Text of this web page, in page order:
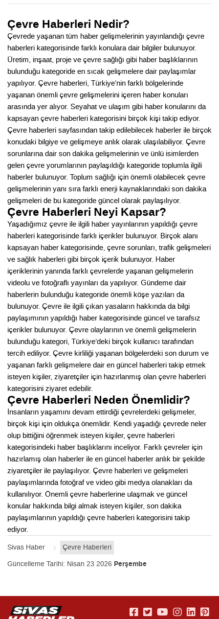
Sivas Haber
Çevre Haberleri
Güncelleme Tarihi: Nisan 23 2026 Perşembe
Çevre Haberleri Nedir?
Çevrede yaşanan tüm haber gelişmelerinin yayınlandığı çevre
haberleri kategorisinde farklı konulara dair bilgiler bulunuyor.
Üretim, inşaat, proje ve çevre sağlığı gibi haber başlıklarının
bulunduğu kategoride en sıcak gelişmelere dair paylaşımlar
yapılıyor. Çevre haberleri, Türkiye’nin farklı bölgelerinde
yaşanan önemli çevre gelişmelerini içeren haber konuları
arasında yer alıyor. Seyahat ve ulaşım gibi haber konularını da
kapsayan çevre haberleri kategorisini birçok kişi takip ediyor.
Çevre haberleri sayfasından takip edilebilecek haberler ile birçok
konudaki bilgiye ve gelişmeye anlık olarak ulaşılabiliyor. Çevre
sorunlarına dair son dakika gelişmelerinin ve ünlü isimlerden
gelen çevre yorumlarının paylaşıldığı kategoride toplumla ilgili
haberler bulunuyor. Toplum sağlığı için önemli olabilecek çevre
gelişmelerinin yanı sıra farklı enerji kaynaklarındaki son dakika
gelişmeleri de bu kategoride güncel olarak paylaşılıyor.
Çevre Haberleri Neyi Kapsar?
Yaşadığımız çevre ile ilgili haber yayınlarının yapıldığı çevre
haberleri kategorisinde farklı içerikler bulunuyor. Birçok alanı
kapsayan haber kategorisinde, çevre sorunları, trafik gelişmeleri
ve sağlık haberleri gibi birçok içerik bulunuyor. Haber
içeriklerinin yanında farklı çevrelerde yaşanan gelişmelerin
videolu ve fotoğraflı yayınları da yapılıyor. Gündeme dair
haberlerin bulunduğu kategoride önemli köşe yazıları da
bulunuyor. Çevre ile ilgili çıkan yasaların hakkında da bilgi
paylaşımının yapıldığı haber kategorisinde güncel ve tarafsız
içerikler bulunuyor. Çevre olaylarının ve önemli gelişmelerin
bulunduğu kategori, Türkiye’deki birçok kullanıcı tarafından
tercih ediliyor. Çevre kirliliği yaşanan bölgelerdeki son durum ve
yaşanan farklı gelişmelere dair en güncel haberleri takip etmek
isteyen kişiler, ziyaretçiler için hazırlanmış olan çevre haberleri
kategorisini ziyaret edebilir.
Çevre Haberleri Neden Önemlidir?
İnsanların yaşamını devam ettirdiği çevrelerdeki gelişmeler,
birçok kişi için oldukça önemlidir. Kendi yaşadığı çevrede neler
olup bittiğini öğrenmek isteyen kişiler, çevre haberleri
kategorisindeki haber başlıklarını inceliyor. Farklı çevreler için
hazırlamış olan haberler ile en güncel haberler anlık bir şekilde
ziyaretçiler ile paylaşılıyor. Çevre haberleri ve gelişmeleri
paylaşımlarında fotoğraf ve video gibi medya olanakları da
kullanılıyor. Önemli çevre haberlerine ulaşmak ve güncel
konular hakkında bilgi almak isteyen kişiler, son dakika
paylaşımlarının yapıldığı çevre haberleri kategorisini takip
ediyor.